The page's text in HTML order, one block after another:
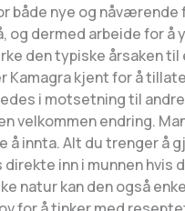
både nye og
dermed arbeide for å
den typiske årsaken
kjent for å
i motsetning til
velkommen endring.
innta. Alt du trenger å
inn i munnen hvis
natur kan den også